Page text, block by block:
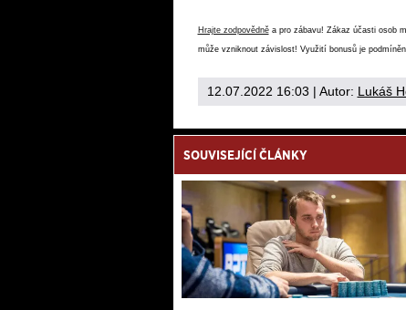
Hrajte zodpovědněa pro zábavu! Zákaz účasti osob
může vzniknout závislost! Využití bonusů je
12.07.2022 16:03 | Autor: Lukáš
SOUVISEJÍCÍ ČLÁNKY